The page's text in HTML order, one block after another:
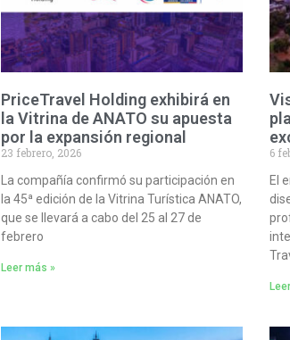
PriceTravel Holding exhibirá en
la Vitrina de ANATO su apuesta
por la expansión regional
23 febrero, 2026
La compañía confirmó su participación en
la 45ª edición de la Vitrina Turística ANATO,
que se llevará a cabo del 25 al 27 de
febrero
Leer más »
6
El